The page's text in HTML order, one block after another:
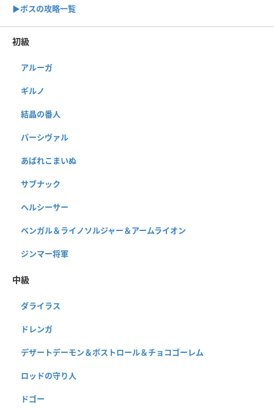
▶︎ボスの攻略一覧
初級
アルーガ
ギルノ
結晶の番人
パーシヴァル
あばれこまいぬ
サブナック
ヘルシーサー
ベンガル＆ライノソルジャー＆アームライオン
ジンマー将軍
中級
ダライラス
ドレンガ
デザートデーモン＆ボストロール＆チョコゴーレム
ロッドの守り人
ドゴー